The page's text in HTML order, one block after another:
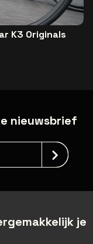
K3 Originals
nieuwsbrief
je